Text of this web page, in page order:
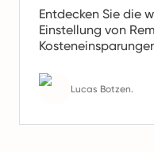
Entdecken Sie die
Einstellung von
Remote-Teams die
Lucas Botzen.